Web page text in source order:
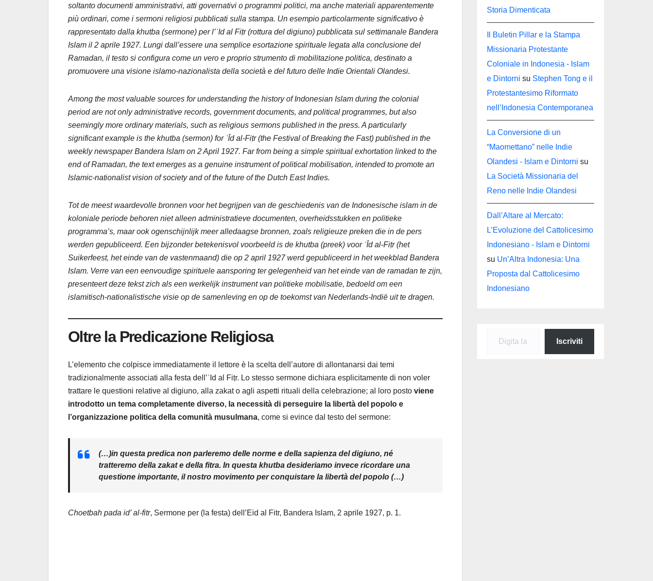
soltanto documenti amministrativi, atti governativi o programmi politici, ma anche materiali apparentemente
più ordinari, come i sermoni religiosi pubblicati sulla stampa. Un esempio particolarmente significativo è
rappresentato dalla khutba (sermone) per l’ʿId al Fiṭr (rottura del digiuno) pubblicata sul settimanale Bandera
Islam il 2 aprile 1927. Lungi dall’essere una semplice esortazione spirituale legata alla conclusione del
Ramadan, il testo si configura come un vero e proprio strumento di mobilitazione politica, destinato a
promuovere una visione islamo-nazionalista della società e del futuro delle Indie Orientali Olandesi.
Among the most valuable sources for understanding the history of Indonesian Islam during the colonial
period are not only administrative records, government documents, and political programmes, but also
seemingly more ordinary materials, such as religious sermons published in the press. A particularly
significant example is the khutba (sermon) for ʿĪd al-Fiṭr (the Festival of Breaking the Fast) published in the
weekly newspaper Bandera Islam on 2 April 1927. Far from being a simple spiritual exhortation linked to the
end of Ramadan, the text emerges as a genuine instrument of political mobilisation, intended to promote an
Islamic-nationalist vision of society and of the future of the Dutch East Indies.
Tot de meest waardevolle bronnen voor het begrijpen van de geschiedenis van de Indonesische islam in de
koloniale periode behoren niet alleen administratieve documenten, overheidsstukken en politieke
programma’s, maar ook ogenschijnlijk meer alledaagse bronnen, zoals religieuze preken die in de pers
werden gepubliceerd. Een bijzonder betekenisvol voorbeeld is de khutba (preek) voor ʿĪd al-Fiṭr (het
Suikerfeest, het einde van de vastenmaand) die op 2 april 1927 werd gepubliceerd in het weekblad Bandera
Islam. Verre van een eenvoudige spirituele aansporing ter gelegenheid van het einde van de ramadan te zijn,
presenteert deze tekst zich als een werkelijk instrument van politieke mobilisatie, bedoeld om een
islamitisch-nationalistische visie op de samenleving en op de toekomst van Nederlands-Indië uit te dragen.
Oltre la Predicazione Religiosa
L’elemento che colpisce immediatamente il lettore è la scelta dell’autore di allontanarsi dai temi
tradizionalmente associati alla festa dell’ʿId al Fiṭr. Lo stesso sermone dichiara esplicitamente di non voler
trattare le questioni relative al digiuno, alla zakat o agli aspetti rituali della celebrazione; al loro posto viene
introdotto un tema completamente diverso, la necessità di perseguire la libertà del popolo e
l’organizzazione politica della comunità musulmana, come si evince dal testo del sermone:
(…)in questa predica non parleremo delle norme e della sapienza del digiuno, né
tratteremo della zakat e della fitra. In questa khutba desideriamo invece ricordare una
questione importante, il nostro movimento per conquistare la libertà del popolo (…)
Choetbah pada id’ al-fitr, Sermone per (la festa) dell’Eid al Fitr, Bandera Islam, 2 aprile 1927, p. 1.
Storia Dimenticata
Il Buletin Pillar e la Stampa
Missionaria Protestante
Coloniale in Indonesia - Islam
e Dintorni su Stephen Tong e il
Protestantesimo Riformato
nell’Indonesia Contemporanea
La Conversione di un
“Maomettano” nelle Indie
Olandesi - Islam e Dintorni su
La Società Missionaria del
Reno nelle Indie Olandesi
Dall’Altare al Mercato:
L’Evoluzione del Cattolicesimo
Indonesiano - Islam e Dintorni
su Un’Altra Indonesia: Una
Proposta dal Cattolicesimo
Indonesiano
Iscriviti